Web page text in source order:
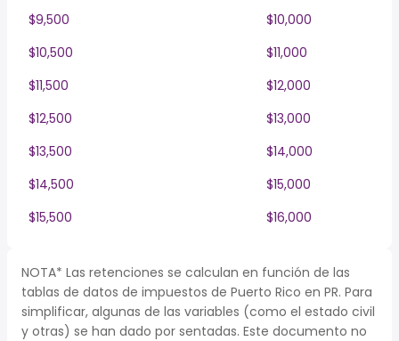
$9,500
$10,000
$10,500
$11,000
$11,500
$12,000
$12,500
$13,000
$13,500
$14,000
$14,500
$15,000
$15,500
$16,000
NOTA* Las retenciones se calculan en función de las
tablas de datos de impuestos de Puerto Rico en PR. Para
simplificar, algunas de las variables (como el estado civil
y otras) se han dado por sentadas. Este documento no